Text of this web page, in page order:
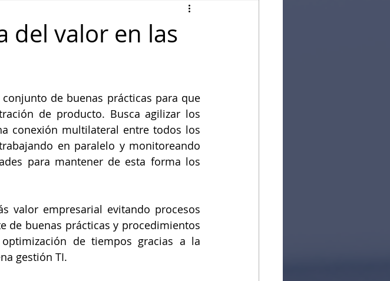
del valor en las
de buenas prácticas para que
de producto. Busca agilizar los
conexión multilateral entre todos los
en paralelo y monitoreando
para mantener de esta forma los
valor empresarial evitando procesos
de buenas prácticas y procedimientos
de tiempos gracias a la
gestión TI.